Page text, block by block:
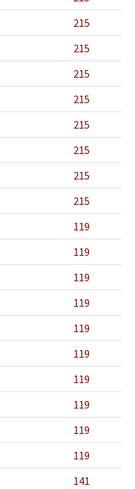
215
215
215
215
215
215
215
215
119
119
119
119
119
119
119
119
119
119
141